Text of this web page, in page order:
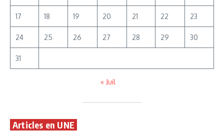
17 18 19 20 21 22 23
24 25 26 27 28 29 30
31
« Juil
Articles en UNE